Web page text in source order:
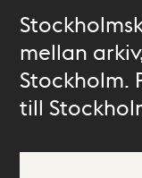
mellan
Stockholm.
till